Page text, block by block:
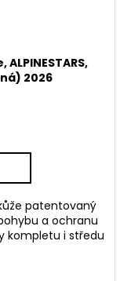
2026
patentovaný
a ochranu
kompletu i středu